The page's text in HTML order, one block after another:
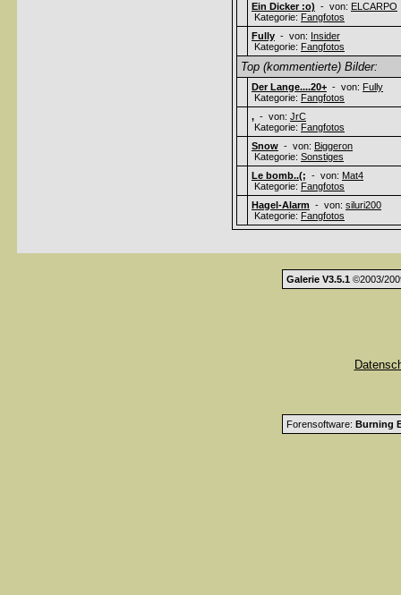
Ein Dicker :o) - von: ELCARPO
Kategorie: Fangfotos
Fully - von: Insider
Kategorie: Fangfotos
Top (kommentierte) Bilder:
Der Lange....20+ - von: Fully
Kategorie: Fangfotos
, - von: JrC
Kategorie: Fangfotos
Snow - von: Biggeron
Kategorie: Sonstiges
Le bomb..(; - von: Mat4
Kategorie: Fangfotos
Hagel-Alarm - von: siluri200
Kategorie: Fangfotos
Galerie V3.5.1 ©2003/
Forensoftware: Burning